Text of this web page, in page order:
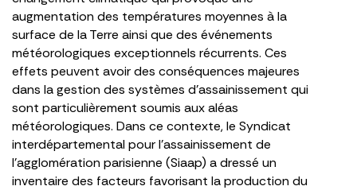
augmentation des températures moyennes à la
surface de la Terre ainsi que des événements
météorologiques exceptionnels récurrents. Ces
effets peuvent avoir des conséquences majeures
dans la gestion des systèmes d’assainissement qui
sont particulièrement soumis aux aléas
météorologiques. Dans ce contexte, le Syndicat
interdépartemental pour l’assainissement de
l’agglomération parisienne (Siaap) a dressé un
inventaire des facteurs favorisant la production du